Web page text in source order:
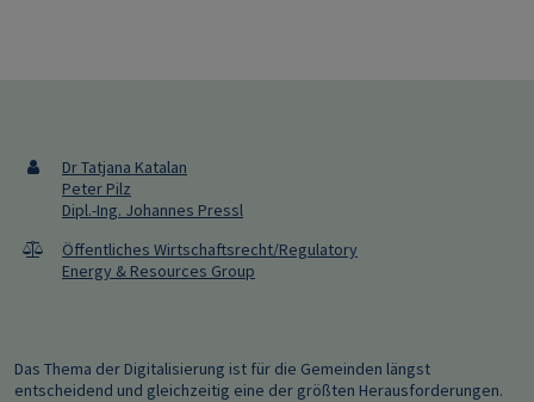
Dr Tatjana Katalan
Peter Pilz
Dipl.-Ing. Johannes Pressl
Öffentliches Wirtschaftsrecht/Regulatory
Energy & Resources Group
Das Thema der Digitalisierung ist für die Gemeinden längst
entscheidend und gleichzeitig eine der größten Herausforderungen.